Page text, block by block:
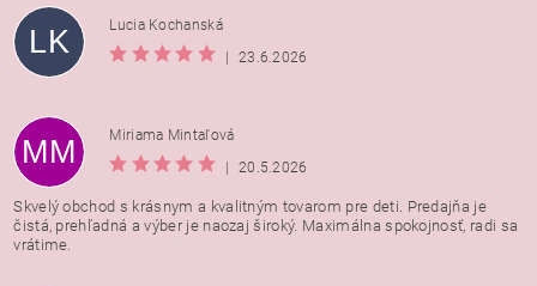
LK
Lucia Kochanská
|
23.6.2026
MM
Miriama Mintaľová
|
20.5.2026
Skvelý obchod s krásnym a kvalitným tovarom pre deti. Predajňa je
čistá, prehľadná a výber je naozaj široký. Maximálna spokojnosť, radi sa
vrátime.